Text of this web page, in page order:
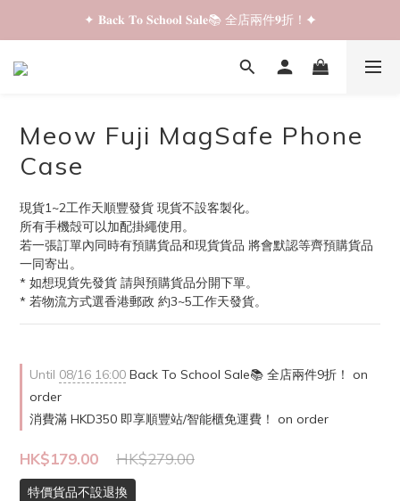
✦ 𝐁𝐚𝐜𝐤 𝐓𝐨 𝐒𝐜𝐡𝐨𝐨𝐥 𝐒𝐚𝐥𝐞📚 全店兩件𝟗折！✦
✦ 𝐁𝐚𝐜𝐤 𝐓𝐨 𝐒𝐜𝐡𝐨𝐨𝐥 𝐒𝐚𝐥𝐞📚 全店兩件𝟗折！✦
✦ 全店購物滿 𝐇𝐊𝐃𝟑𝟓𝟎 即享順豐站/智能櫃免運費！✦
Meow Fuji MagSafe Phone
Case
現貨1~2工作天順豐發貨 現貨不設客製化。
所有手機殻可以加配掛繩使用。
若一張訂單內同時有預購貨品和現貨貨品 將會默認等齊預購貨品
一同寄出。
* 如想現貨先發貨 請與預購貨品分開下單。
* 若物流方式選香港郵政 約3~5工作天發貨。
Until 08/16 16:00 Back To School Sale📚 全店兩件9折！ on
order
消費滿 HKD350 即享順豐站/智能櫃免運費！ on order
HK$279.00
HK$179.00
特價貨品不設退換